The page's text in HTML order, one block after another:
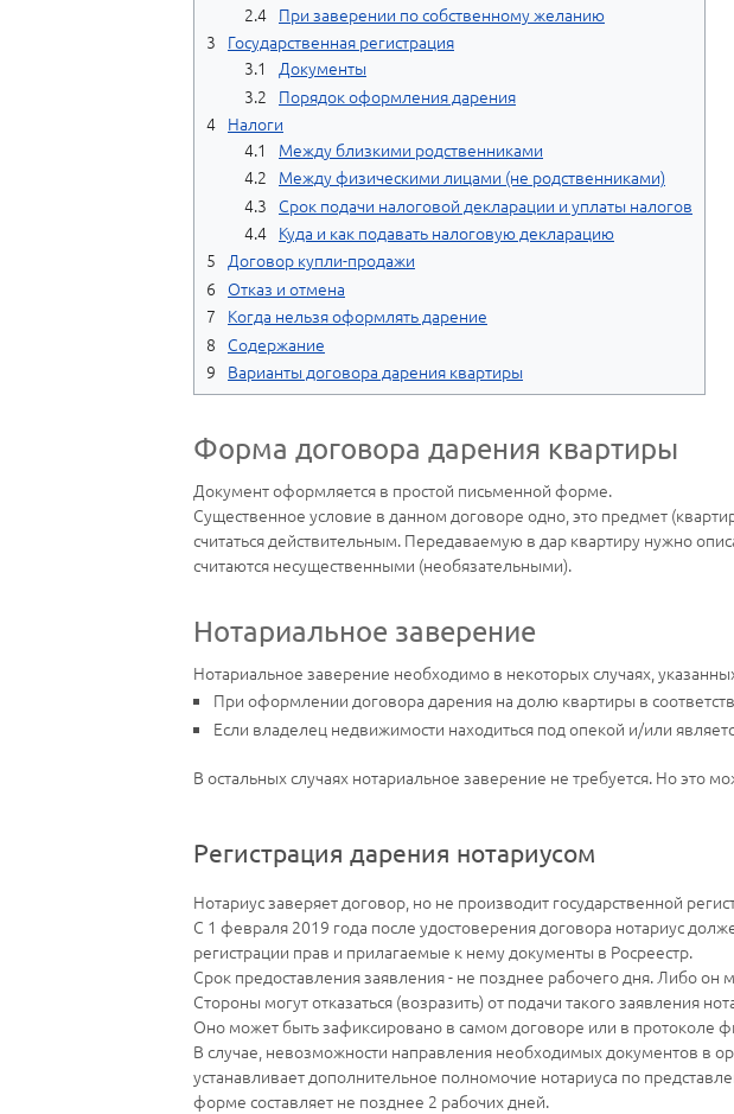
При заверении по собственному желанию
Государственная регистрация
Документы
Порядок оформления дарения
Налоги
Между близкими родственниками
Между физическими лицами (не родственниками)
Срок подачи налоговой декларации и уплаты налогов
Куда и как подавать налоговую декларацию
Договор купли-продажи
Отказ и отмена
Когда нельзя оформлять дарение
Содержание
Варианты договора дарения квартиры
Форма договора дарения квартиры
Документ оформляется в простой письменной форме.
Существенное условие в данном договоре одно, это предмет
считаться действительным. Передаваемую в дар квартиру нужно
считаются несущественными (необязательными).
Нотариальное заверение
Нотариальное заверение необходимо в некоторых случаях,
При оформлении договора дарения на долю квартиры в
Если владелец недвижимости находиться под опекой и/или
В остальных случаях нотариальное заверение не требуется. Но это
Регистрация дарения нотариусом
Нотариус заверяет договор, но не производит государственной
С 1 февраля 2019 года после удостоверения договора нотариус
регистрации прав и прилагаемые к нему документы в Росреестр.
Срок предоставления заявления - не позднее рабочего дня. Либо
Стороны могут отказаться (возразить) от подачи такого заявления
Оно может быть зафиксировано в самом договоре или в протоколе
В случае, невозможности направления необходимых документов в
устанавливает дополнительное полномочие нотариуса по
форме составляет не позднее 2 рабочих дней.